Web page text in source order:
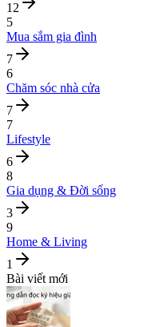
12
5
Mua sắm gia đình
7
6
Chăm sóc nhà cửa
7
7
Lifestyle
6
8
Gia dụng & Đời sống
3
9
Home & Living
1
Bài viết mới